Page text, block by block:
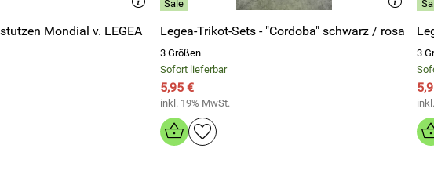
Mondial v. LEGEA
Legea-Trikot-Sets - "Cordoba" schwarz / rosa
3 Größen
Sofort lieferbar
5,95 €
inkl. 19% MwSt.
3